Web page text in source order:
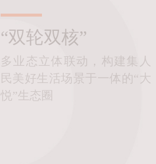
“双轮双核”
多业态立体联动，构建集人
民美好生活场景于一体的“大
悦”生态圈